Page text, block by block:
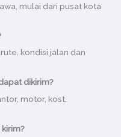
mulai dari pusat kota
kondisi jalan dan
dikirim?
motor, kost,
kirim?